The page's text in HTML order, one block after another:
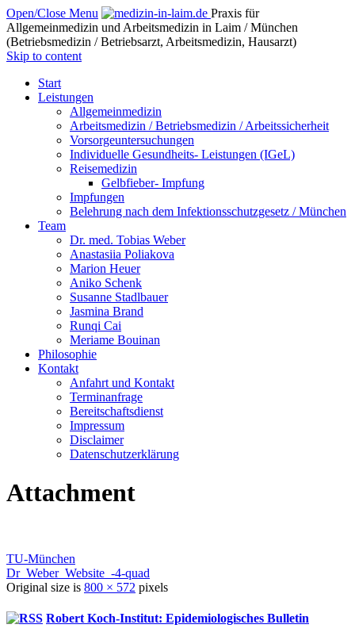
Open/Close Menu
Praxis für
Allgemeinmedizin und Arbeitsmedizin in Laim / München
(Betriebsmedizin / Betriebsarzt, Arbeitsmedizin, Hausarzt)
Skip to content
Start
Leistungen
Allgemeinmedizin
Arbeitsmedizin / Betriebsmedizin / Arbeitssicherheit
Vorsorgeuntersuchungen
Individuelle Gesundheits- Leistungen (IGeL)
Reisemedizin
Gelbfieber- Impfung
Impfungen
Belehrung nach dem Infektionsschutzgesetz / München
Team
Dr. med. Tobias Weber
Anastasiia Poliakova
Marion Heuer
Aniko Schenk
Susanne Stadlbauer
Jasmina Brand
Runqi Cai
Meriame Bouinan
Philosophie
Kontakt
Anfahrt und Kontakt
Terminanfrage
Bereitschaftsdienst
Impressum
Disclaimer
Datenschutzerklärung
Attachment
TU-München
Dr_Weber_Website_-4-quad
Original size is 800 × 572 pixels
Robert Koch-Institut: Epidemiologisches Bulletin